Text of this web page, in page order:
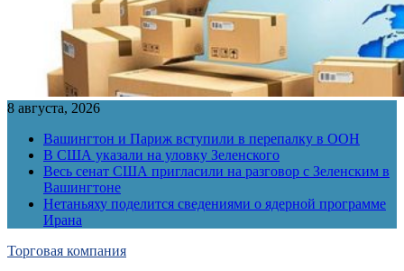
8 августа, 2026
Вашингтон и Париж вступили в перепалку в ООН
В США указали на уловку Зеленского
Весь сенат США пригласили на разговор с Зеленским в
Вашингтоне
Нетаньяху поделится сведениями о ядерной программе
Ирана
Торговая компания